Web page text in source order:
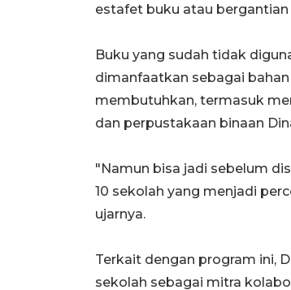
estafet buku atau
Buku yang sudah tidak
dimanfaatkan sebagai
membutuhkan, termasuk
dan perpustakaan binaan
"Namun bisa jadi sebelum
10 sekolah yang menjadi
ujarnya.
Terkait dengan program ini,
sekolah sebagai mitra